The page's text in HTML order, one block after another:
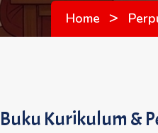
Home >
Buku Kurikulum &